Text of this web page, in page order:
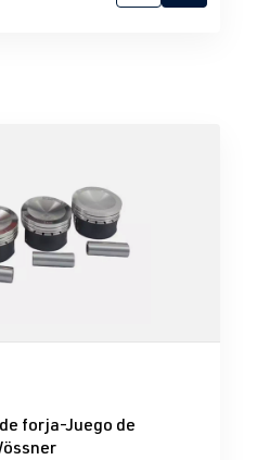
de 5 estrellas
forja-Juego de